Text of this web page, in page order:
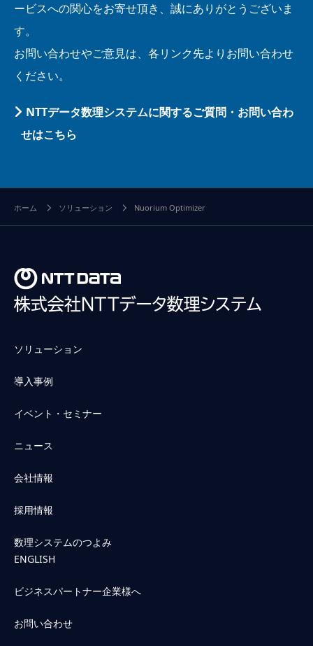
ービスへの関心をお寄せ頂き、誠にありがとうございま
す。
お問い合わせやご意見は、各リンク先よりお問い合わせ
ください。
NTTデータ数理システムに関するご質問・お問い合わ
せはこちら
ホーム ソリューション Nuorium Optimizer
ソリューション
導入事例
イベント・セミナー
ニュース
会社情報
採用情報
数理システムのつよみ
ENGLISH
ビジネスパートナー企業様へ
お問い合わせ